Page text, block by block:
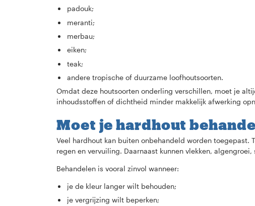
padouk;
meranti;
merbau;
eiken;
teak;
andere tropische of duurzame loofhoutsoorten.
Omdat deze houtsoorten onderling verschillen, moet je
inhoudsstoffen of dichtheid minder makkelijk afwerking
Moet je hardhout
Veel hardhout kan buiten onbehandeld worden
regen en vervuiling. Daarnaast kunnen vlekken,
Behandelen is vooral zinvol wanneer:
je de kleur langer wilt behouden;
je vergrijzing wilt beperken;